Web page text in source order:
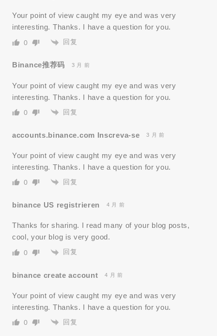
Your point of view caught my eye and was very
interesting. Thanks. I have a question for you.
0 回复
Binance推荐码 3 月 前
Your point of view caught my eye and was very
interesting. Thanks. I have a question for you.
0 回复
accounts.binance.com Inscreva-se 3 月 前
Your point of view caught my eye and was very
interesting. Thanks. I have a question for you.
0 回复
binance US registrieren 4 月 前
Thanks for sharing. I read many of your blog posts,
cool, your blog is very good.
0 回复
binance create account 4 月 前
Your point of view caught my eye and was very
interesting. Thanks. I have a question for you.
0 回复